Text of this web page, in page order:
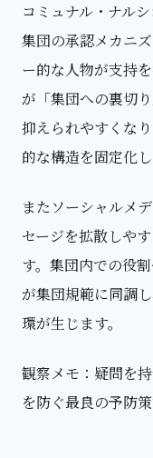
コミュナル・ナル
集団の承認メカニ
ー的な人物が支持
が「集団への裏切
抑えられやすくな
的な構造を固定化し
またソーシャルメ
セージを拡散しや
す。集団内での役
が集団規範に同調
環が生じます。
観察メモ：疑問を
を防ぐ最良の予防策